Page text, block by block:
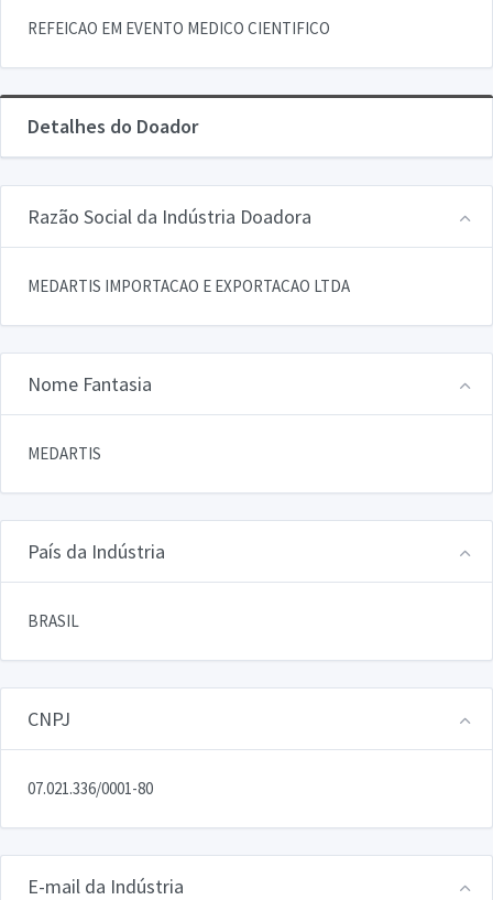
REFEICAO EM EVENTO MEDICO CIENTIFICO
Detalhes do Doador
Razão Social da Indústria Doadora
MEDARTIS IMPORTACAO E EXPORTACAO LTDA
Nome Fantasia
MEDARTIS
País da Indústria
BRASIL
CNPJ
07.021.336/0001-80
E-mail da Indústria